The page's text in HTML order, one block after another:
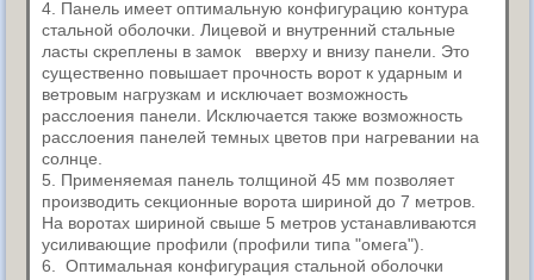
4. Панель имеет оптимальную конфигурацию контура
стальной оболочки. Лицевой и внутренний стальные
ласты скреплены в замок вверху и внизу панели. Это
существенно повышает прочность ворот к ударным и
ветровым нагрузкам и исключает возможность
расслоения панели. Исключается также возможность
расслоения панелей темных цветов при нагревании на
солнце.
5. Применяемая панель толщиной 45 мм позволяет
производить секционные ворота шириной до 7 метров.
На воротах шириной свыше 5 метров устанавливаются
усиливающие профили (профили типа "омега").
6. Оптимальная конфигурация стальной оболочки